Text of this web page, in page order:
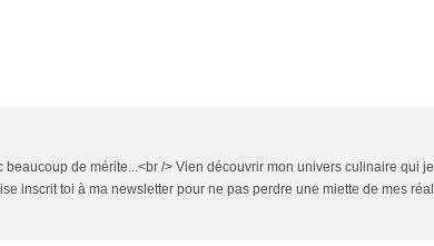
de mérite...<br /> Vien découvrir mon univers culinaire qui
inscrit toi à ma newsletter pour ne pas perdre une miette de mes